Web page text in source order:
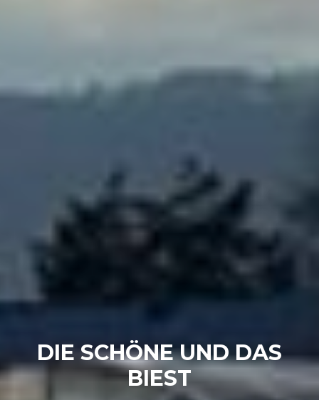
DIE SCHÖNE UND DAS
BIEST